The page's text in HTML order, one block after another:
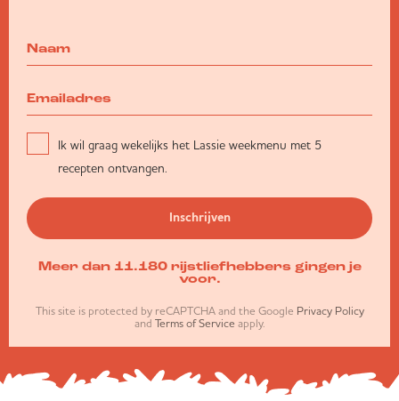
Ik wil graag wekelijks het Lassie weekmenu met 5
recepten ontvangen.
Inschrijven
Meer dan 11.180 rijstliefhebbers gingen je
voor.
This site is protected by reCAPTCHA and the Google Privacy Policy
and Terms of Service apply.